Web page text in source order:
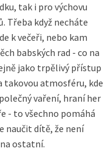
tak i pro výchovu
Třeba když necháte
k večeři, nebo kam
babských rad - co na
jako trpělivý přístup
atmosféru, kde
vaření, hraní her
- to všechno pomáhá
naučit dítě, že není
ostatní.